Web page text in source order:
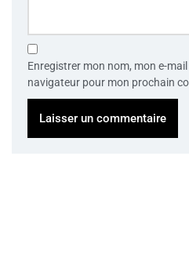
Enregistrer mon nom, mon e-
navigateur pour mon prochain